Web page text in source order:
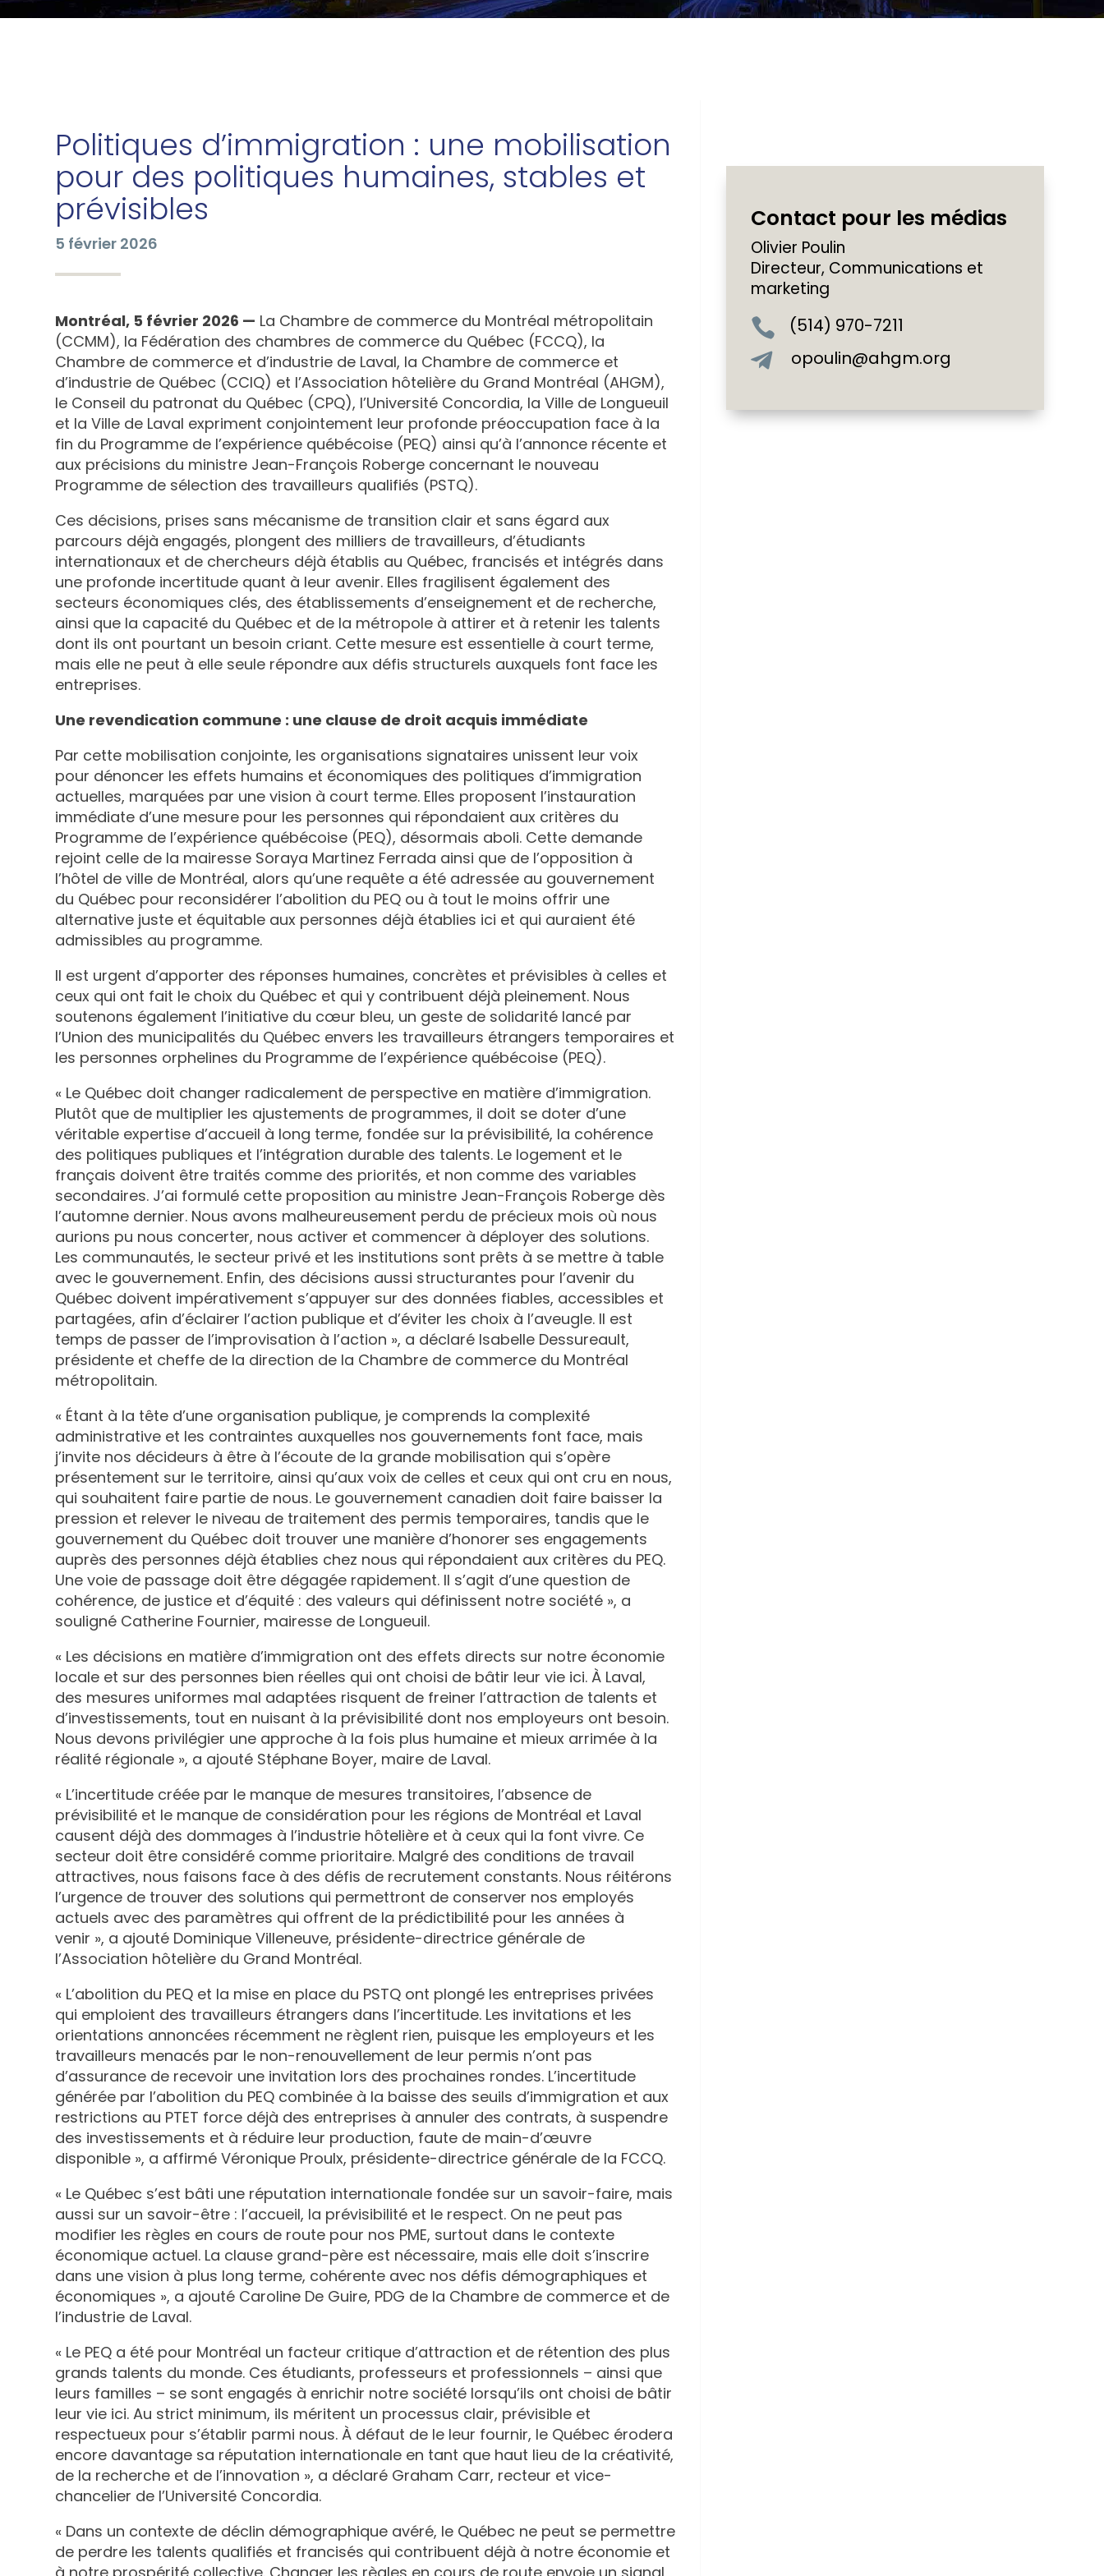
Politiques d’immigration : une mobilisation
pour des politiques humaines, stables et
prévisibles
5 février 2026
Montréal, 5 février 2026 — La Chambre de commerce du Montréal métropolitain
(CCMM), la Fédération des chambres de commerce du Québec (FCCQ), la
Chambre de commerce et d’industrie de Laval, la Chambre de commerce et
d’industrie de Québec (CCIQ) et l’Association hôtelière du Grand Montréal (AHGM),
le Conseil du patronat du Québec (CPQ), l’Université Concordia, la Ville de Longueuil
et la Ville de Laval expriment conjointement leur profonde préoccupation face à la
fin du Programme de l’expérience québécoise (PEQ) ainsi qu’à l’annonce récente et
aux précisions du ministre Jean-François Roberge concernant le nouveau
Programme de sélection des travailleurs qualifiés (PSTQ).
Ces décisions, prises sans mécanisme de transition clair et sans égard aux
parcours déjà engagés, plongent des milliers de travailleurs, d’étudiants
internationaux et de chercheurs déjà établis au Québec, francisés et intégrés dans
une profonde incertitude quant à leur avenir. Elles fragilisent également des
secteurs économiques clés, des établissements d’enseignement et de recherche,
ainsi que la capacité du Québec et de la métropole à attirer et à retenir les talents
dont ils ont pourtant un besoin criant. Cette mesure est essentielle à court terme,
mais elle ne peut à elle seule répondre aux défis structurels auxquels font face les
entreprises.
Une revendication commune : une clause de droit acquis immédiate
Par cette mobilisation conjointe, les organisations signataires unissent leur voix
pour dénoncer les effets humains et économiques des politiques d’immigration
actuelles, marquées par une vision à court terme. Elles proposent l’instauration
immédiate d’une mesure pour les personnes qui répondaient aux critères du
Programme de l’expérience québécoise (PEQ), désormais aboli. Cette demande
rejoint celle de la mairesse Soraya Martinez Ferrada ainsi que de l’opposition à
l’hôtel de ville de Montréal, alors qu’une requête a été adressée au gouvernement
du Québec pour reconsidérer l’abolition du PEQ ou à tout le moins offrir une
alternative juste et équitable aux personnes déjà établies ici et qui auraient été
admissibles au programme.
ll est urgent d’apporter des réponses humaines, concrètes et prévisibles à celles et
ceux qui ont fait le choix du Québec et qui y contribuent déjà pleinement. Nous
soutenons également l’initiative du cœur bleu, un geste de solidarité lancé par
l’Union des municipalités du Québec envers les travailleurs étrangers temporaires et
les personnes orphelines du Programme de l’expérience québécoise (PEQ).
« Le Québec doit changer radicalement de perspective en matière d’immigration.
Plutôt que de multiplier les ajustements de programmes, il doit se doter d’une
véritable expertise d’accueil à long terme, fondée sur la prévisibilité, la cohérence
des politiques publiques et l’intégration durable des talents. Le logement et le
français doivent être traités comme des priorités, et non comme des variables
secondaires. J’ai formulé cette proposition au ministre Jean-François Roberge dès
l’automne dernier. Nous avons malheureusement perdu de précieux mois où nous
aurions pu nous concerter, nous activer et commencer à déployer des solutions.
Les communautés, le secteur privé et les institutions sont prêts à se mettre à table
avec le gouvernement. Enfin, des décisions aussi structurantes pour l’avenir du
Québec doivent impérativement s’appuyer sur des données fiables, accessibles et
partagées, afin d’éclairer l’action publique et d’éviter les choix à l’aveugle. Il est
temps de passer de l’improvisation à l’action », a déclaré Isabelle Dessureault,
présidente et cheffe de la direction de la Chambre de commerce du Montréal
métropolitain.
« Étant à la tête d’une organisation publique, je comprends la complexité
administrative et les contraintes auxquelles nos gouvernements font face, mais
j’invite nos décideurs à être à l’écoute de la grande mobilisation qui s’opère
présentement sur le territoire, ainsi qu’aux voix de celles et ceux qui ont cru en nous,
qui souhaitent faire partie de nous. Le gouvernement canadien doit faire baisser la
pression et relever le niveau de traitement des permis temporaires, tandis que le
gouvernement du Québec doit trouver une manière d’honorer ses engagements
auprès des personnes déjà établies chez nous qui répondaient aux critères du PEQ.
Une voie de passage doit être dégagée rapidement. Il s’agit d’une question de
cohérence, de justice et d’équité : des valeurs qui définissent notre société », a
souligné Catherine Fournier, mairesse de Longueuil.
« Les décisions en matière d’immigration ont des effets directs sur notre économie
locale et sur des personnes bien réelles qui ont choisi de bâtir leur vie ici. À Laval,
des mesures uniformes mal adaptées risquent de freiner l’attraction de talents et
d’investissements, tout en nuisant à la prévisibilité dont nos employeurs ont besoin.
Nous devons privilégier une approche à la fois plus humaine et mieux arrimée à la
réalité régionale », a ajouté Stéphane Boyer, maire de Laval.
« L’incertitude créée par le manque de mesures transitoires, l’absence de
prévisibilité et le manque de considération pour les régions de Montréal et Laval
causent déjà des dommages à l’industrie hôtelière et à ceux qui la font vivre. Ce
secteur doit être considéré comme prioritaire. Malgré des conditions de travail
attractives, nous faisons face à des défis de recrutement constants. Nous réitérons
l’urgence de trouver des solutions qui permettront de conserver nos employés
actuels avec des paramètres qui offrent de la prédictibilité pour les années à
venir », a ajouté Dominique Villeneuve, présidente-directrice générale de
l’Association hôtelière du Grand Montréal.
« L’abolition du PEQ et la mise en place du PSTQ ont plongé les entreprises privées
qui emploient des travailleurs étrangers dans l’incertitude. Les invitations et les
orientations annoncées récemment ne règlent rien, puisque les employeurs et les
travailleurs menacés par le non-renouvellement de leur permis n’ont pas
d’assurance de recevoir une invitation lors des prochaines rondes. L’incertitude
générée par l’abolition du PEQ combinée à la baisse des seuils d’immigration et aux
restrictions au PTET force déjà des entreprises à annuler des contrats, à suspendre
des investissements et à réduire leur production, faute de main-d’œuvre
disponible », a affirmé Véronique Proulx, présidente-directrice générale de la FCCQ.
« Le Québec s’est bâti une réputation internationale fondée sur un savoir-faire, mais
aussi sur un savoir-être : l’accueil, la prévisibilité et le respect. On ne peut pas
modifier les règles en cours de route pour nos PME, surtout dans le contexte
économique actuel. La clause grand-père est nécessaire, mais elle doit s’inscrire
dans une vision à plus long terme, cohérente avec nos défis démographiques et
économiques », a ajouté Caroline De Guire, PDG de la Chambre de commerce et de
l’industrie de Laval.
« Le PEQ a été pour Montréal un facteur critique d’attraction et de rétention des plus
grands talents du monde. Ces étudiants, professeurs et professionnels – ainsi que
leurs familles – se sont engagés à enrichir notre société lorsqu’ils ont choisi de bâtir
leur vie ici. Au strict minimum, ils méritent un processus clair, prévisible et
respectueux pour s’établir parmi nous. À défaut de le leur fournir, le Québec érodera
encore davantage sa réputation internationale en tant que haut lieu de la créativité,
de la recherche et de l’innovation », a déclaré Graham Carr, recteur et vice-
chancelier de l’Université Concordia.
« Dans un contexte de déclin démographique avéré, le Québec ne peut se permettre
de perdre les talents qualifiés et francisés qui contribuent déjà à notre économie et
Contact pour les médias
Olivier Poulin
Directeur, Communications et
marketing
 (514) 970-7211
 opoulin@ahgm.org